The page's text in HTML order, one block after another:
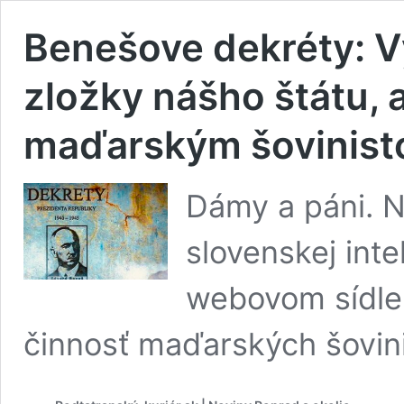
Benešove dekréty:
zložky nášho štátu,
maďarským
Dámy a páni.
slovenskej
webovom
činnosť maďarských